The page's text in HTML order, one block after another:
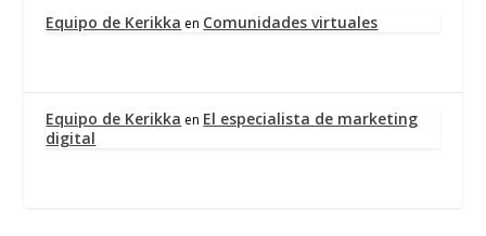
Equipo de Kerikka en Comunidades virtuales
Equipo de Kerikka en El especialista de marketing
digital